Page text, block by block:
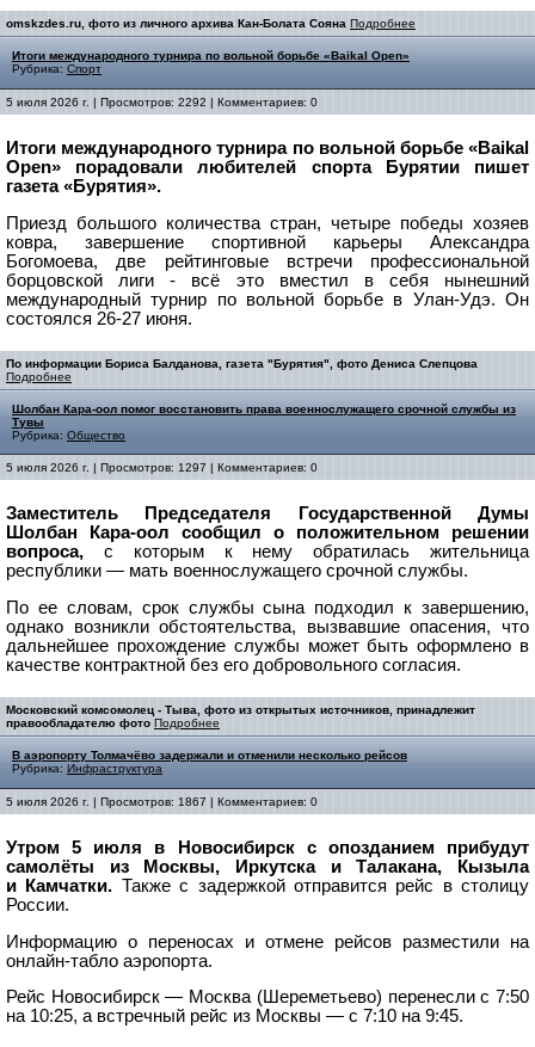
omskzdes.ru, фото из личного архива Кан-Болата Сояна Подробнее
Итоги международного турнира по вольной борьбе «Baikal Open»
Рубрика: Спорт
5 июля 2026 г. | Просмотров: 2292 | Комментариев: 0
Итоги международного турнира по вольной борьбе «Baikal
Open» порадовали любителей спорта Бурятии пишет
газета «Бурятия».
Приезд большого количества стран, четыре победы хозяев
ковра, завершение спортивной карьеры Александра
Богомоева, две рейтинговые встречи профессиональной
борцовской лиги - всё это вместил в себя нынешний
международный турнир по вольной борьбе в Улан-Удэ. Он
состоялся 26-27 июня.
По информации Бориса Балданова, газета "Бурятия", фото Дениса Слепцова
Подробнее
Шолбан Кара-оол помог восстановить права военнослужащего срочной службы из
Тувы
Рубрика: Общество
5 июля 2026 г. | Просмотров: 1297 | Комментариев: 0
Заместитель Председателя Государственной Думы
Шолбан Кара-оол сообщил о положительном решении
вопроса, с которым к нему обратилась жительница
республики — мать военнослужащего срочной службы.
По ее словам, срок службы сына подходил к завершению,
однако возникли обстоятельства, вызвавшие опасения, что
дальнейшее прохождение службы может быть оформлено в
качестве контрактной без его добровольного согласия.
Московский комсомолец - Тыва, фото из открытых источников, принадлежит
правообладателю фото Подробнее
В аэропорту Толмачёво задержали и отменили несколько рейсов
Рубрика: Инфраструктура
5 июля 2026 г. | Просмотров: 1867 | Комментариев: 0
Утром 5 июля в Новосибирск с опозданием прибудут
самолёты из Москвы, Иркутска и Талакана, Кызыла
и Камчатки. Также с задержкой отправится рейс в столицу
России.
Информацию о переносах и отмене рейсов разместили на
онлайн-табло аэропорта.
Рейс Новосибирск — Москва (Шереметьево) перенесли с 7:50
на 10:25, а встречный рейс из Москвы — с 7:10 на 9:45.